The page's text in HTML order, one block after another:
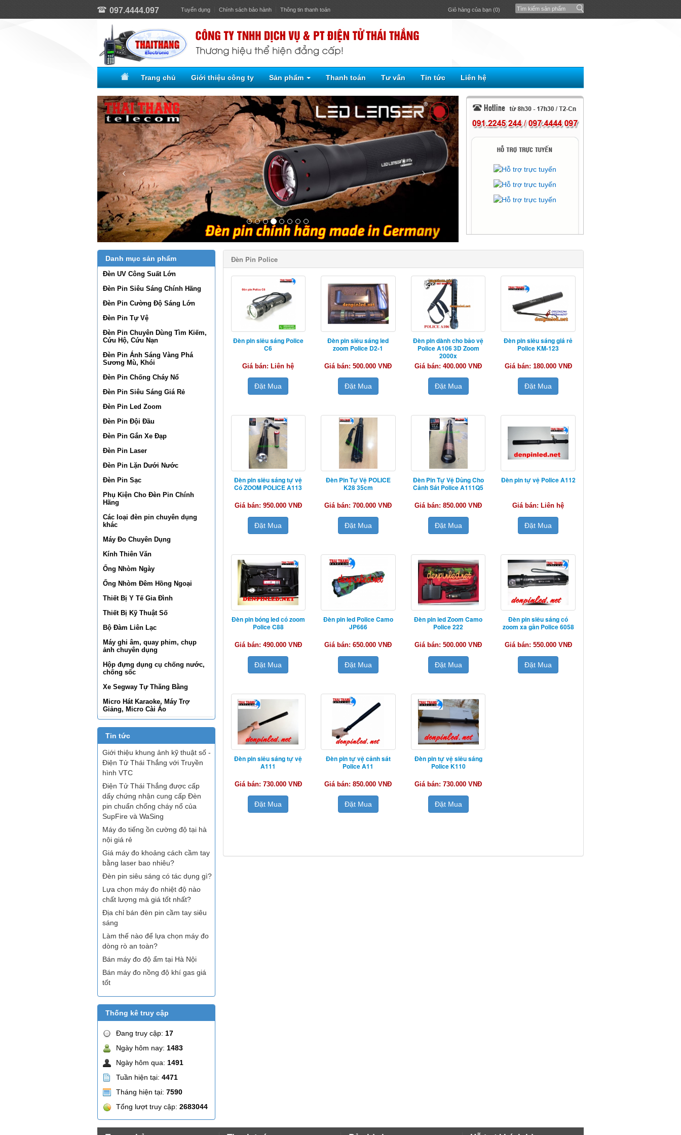
097.4444.097 Tuyển dụng Chính sách bảo hành Thông tin thanh toán Giỏ hàng của bạn (0)
Trang chủ Giới thiệu công ty Sản phẩm Thanh toán Tư vấn Tin tức Liên hệ
Danh mục sản phẩm
Đèn UV Công Suất Lớn
Đèn Pin Siêu Sáng Chính Hãng
Đèn Pin Cường Độ Sáng Lớn
Đèn Pin Tự Vệ
Đèn Pin Chuyên Dùng Tìm Kiếm,
Cứu Hộ, Cứu Nạn
Đèn Pin Ánh Sáng Vàng Phá
Sương Mù, Khói
Đèn Pin Chống Cháy Nổ
Đèn Pin Siêu Sáng Giá Rẻ
Đèn Pin Led Zoom
Đèn Pin Đội Đầu
Đèn Pin Gắn Xe Đạp
Đèn Pin Laser
Đèn Pin Lặn Dưới Nước
Đèn Pin Sạc
Phụ Kiện Cho Đèn Pin Chính
Hãng
Các loại đèn pin chuyên dụng
khác
Máy Đo Chuyên Dụng
Kính Thiên Văn
Ống Nhòm Ngày
Ống Nhòm Đêm Hồng Ngoại
Thiết Bị Y Tế Gia Đình
Thiết Bị Kỹ Thuật Số
Bộ Đàm Liên Lạc
Máy ghi âm, quay phim, chụp
ảnh chuyên dụng
Hộp đựng dụng cụ chống nước,
chống sốc
Xe Segway Tự Thăng Bằng
Micro Hát Karaoke, Máy Trợ
Giảng, Micro Cài Áo
Tin tức
Giới thiệu khung ảnh kỹ thuật số -
Điện Tử Thái Thắng với Truyền
hình VTC
Điện Tử Thái Thắng được cấp
dấy chứng nhận cung cấp Đèn
pin chuẩn chống cháy nổ của
SupFire và WaSing
Máy đo tiếng ồn cường độ tại hà
nội giá rẻ
Giá máy đo khoảng cách cầm tay
bằng laser bao nhiêu?
Đèn pin siêu sáng có tác dụng gì?
Lựa chọn máy đo nhiệt độ nào
chất lượng mà giá tốt nhất?
Địa chỉ bán đèn pin cầm tay siêu
sáng
Làm thế nào để lựa chọn máy đo
dòng rò an toàn?
Bán máy đo độ ẩm tại Hà Nội
Bán máy đo nồng độ khí gas giá
tốt
Thống kê truy cập
Đang truy cập: 17
Ngày hôm nay: 1483
Ngày hôm qua: 1491
Tuần hiện tại: 4471
Tháng hiện tại: 7590
Tổng lượt truy cập: 2683044
Đèn Pin Police
Đèn pin siêu sáng Police
C6
Giá bán: Liên hệ
Đặt Mua
Đèn pin siêu sáng led
zoom Police D2-1
Giá bán: 500.000 VNĐ
Đặt Mua
Đèn pin dành cho bảo vệ
Police A106 3D Zoom
2000x
Giá bán: 400.000 VNĐ
Đặt Mua
Đèn pin siêu sáng giá rẻ
Police KM-123
Giá bán: 180.000 VNĐ
Đặt Mua
Đèn pin siêu sáng tự vệ
Có ZOOM POLICE A113
Giá bán: 950.000 VNĐ
Đặt Mua
Đèn Pin Tự Vệ POLICE
K28 35cm
Giá bán: 700.000 VNĐ
Đặt Mua
Đèn Pin Tự Vệ Dùng Cho
Cảnh Sát Police A111Q5
Giá bán: 850.000 VNĐ
Đặt Mua
Đèn pin tự vệ Police A112
Giá bán: Liên hệ
Đặt Mua
Đèn pin bóng led có zoom
Police C88
Giá bán: 490.000 VNĐ
Đặt Mua
Đèn pin led Police Camo
JP666
Giá bán: 650.000 VNĐ
Đặt Mua
Đèn pin led Zoom Camo
Police 222
Giá bán: 500.000 VNĐ
Đặt Mua
Đèn pin siêu sáng có
zoom xa gần Police 6058
Giá bán: 550.000 VNĐ
Đặt Mua
Đèn pin siêu sáng tự vệ
A111
Giá bán: 730.000 VNĐ
Đặt Mua
Đèn pin tự vệ cảnh sát
Police A11
Giá bán: 850.000 VNĐ
Đặt Mua
Đèn pin tự vệ siêu sáng
Police K110
Giá bán: 730.000 VNĐ
Đặt Mua